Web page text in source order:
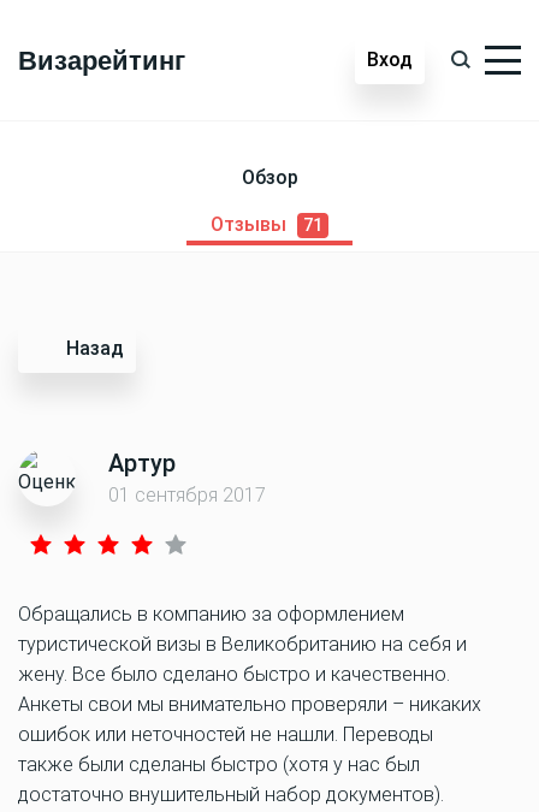
Визарейтинг Вход
Обзор
Отзывы 71
Назад
Артур
01 сентября 2017
Обращались в компанию за оформлением
туристической визы в Великобританию на себя и
жену. Все было сделано быстро и качественно.
Анкеты свои мы внимательно проверяли – никаких
ошибок или неточностей не нашли. Переводы
также были сделаны быстро (хотя у нас был
достаточно внушительный набор документов).